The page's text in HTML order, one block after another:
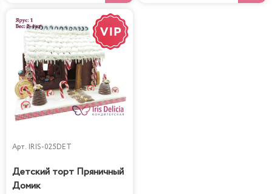
Арт. IRIS-025DET
Детский торт Пряничный
Домик